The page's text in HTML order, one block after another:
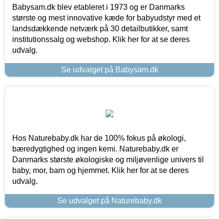
Babysam.dk blev etableret i 1973 og er Danmarks
største og mest innovative kæde for babyudstyr med et
landsdækkende netværk på 30 detailbutikker, samt
institutionssalg og webshop. Klik her for at se deres
udvalg.
Se udvalget på Babysam.dk
Hos Naturebaby.dk har de 100% fokus på økologi,
bæredygtighed og ingen kemi. Naturebaby.dk er
Danmarks største økologiske og miljøvenlige univers til
baby, mor, barn og hjemmet. Klik her for at se deres
udvalg.
Se udvalget på Naturebaby.dk